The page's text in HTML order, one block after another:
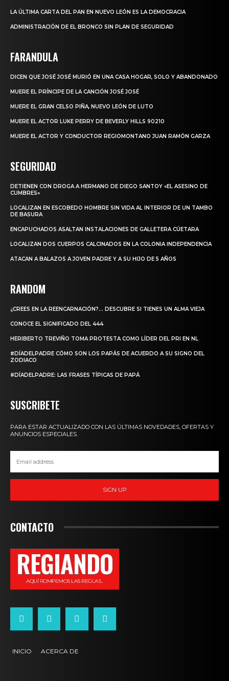
LA ÚLTIMA CARTA DEL PAN EN NUEVO LEÓN ES LA DEMOCRACIA
ADMINISTRACIÓN DE EL BRONCO SIN PLAN DE SEGURIDAD
FARANDULA
DICEN QUE JOSÉ JOSÉ MURIÓ EN UNA CASA HOGAR, SOLO Y ABANDONADO
MUERE EL PRÍNCIPE DE LA CANCIÓN JOSÉ JOSÉ
MUERE EL GRAN CELSO PIÑA, NUEVO LEÓN DE LUTO
MUERE EL ACTOR LUKE PERRY DE BEVERLY HILLS 90210
MUERE EL ACTOR Y CONDUCTOR REGIOMONTANO JUAN RAMÓN GARZA
SEGURIDAD
DETIENEN CON DROGA A HERMANO DE DIEGO SANTOY «EL ASESINO DE
CUMBRES»
LOCALIZAN EN ESCOBEDO HOMBRE SIN VIDA AL INTERIOR DE UN TAMBO
DE BASURA
ENCAPUCHADOS ASALTAN INSTALACIONES DE GALLETERA CÚETARA
LOCALIZAN DOS CUERPOS CALCINADOS EN LA COLONIA INDEPENDENCIA
ATACAN A BALAZOS A JOVEN PADRE Y A SU HIJO DE 5 AÑOS
RANDOM
¿CREES EN LA REENCARNACIÓN?… DESCUBRE SI TIENES UN ALMA VIEJA
CONOCE EL SIGNIFICADO DEL 444
HERIBERTO TREVIÑO TOMA PROTESTA COMO LÍDER DEL PRI EN NL
#DÍADELPADRE CÓMO SON LOS PAPÁS DE ACUERDO A SU SIGNO DEL
ZODIACO
#DÍADELPADRE: LAS FRASES TÍPICAS DE PAPÁ
SUSCRIBETE
PARA ESTAR ACTUALIZADO CON LAS ÚLTIMAS NOVEDADES, OFERTAS Y
ANUNCIOS ESPECIALES.
SIGN UP
CONTACTO
REGIANDO
AQUÍ ROMPEMOS LAS REGLAS...
INICIO ACERCA DE